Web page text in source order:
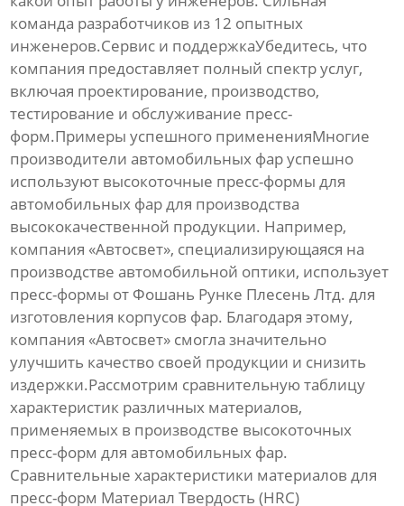
команда разработчиков из 12 опытных
инженеров.Сервис и поддержкаУбедитесь, что
компания предоставляет полный спектр услуг,
включая проектирование, производство,
тестирование и обслуживание пресс-
форм.Примеры успешного примененияМногие
производители автомобильных фар успешно
используют высокоточные пресс-формы для
автомобильных фардля производства
высококачественной продукции. Например,
компания «Автосвет», специализирующаяся на
производстве автомобильной оптики, использует
пресс-формы от Фошань Рунке Плесень Лтд. для
изготовления корпусов фар. Благодаря этому,
компания «Автосвет» смогла значительно
улучшить качество своей продукции и снизить
издержки.Рассмотрим сравнительную таблицу
характеристик различных материалов,
применяемых в производстве высокоточных
пресс-форм для автомобильных фар.
Сравнительные характеристики материалов для
пресс-форм Материал Твердость (HRC)